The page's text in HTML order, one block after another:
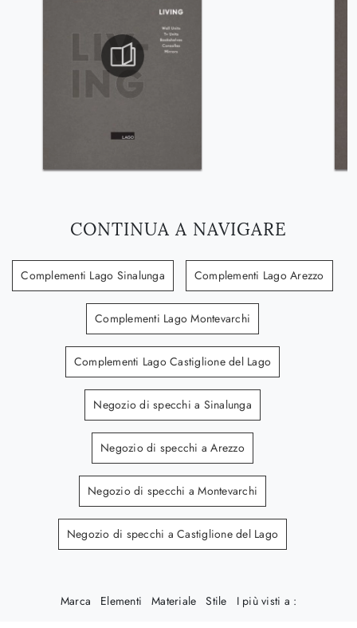
CONTINUA A NAVIGARE
Complementi Lago Sinalunga Complementi Lago Arezzo
Complementi Lago Montevarchi
Complementi Lago Castiglione del Lago
Negozio di specchi a Sinalunga
Negozio di specchi a Arezzo
Negozio di specchi a Montevarchi
Negozio di specchi a Castiglione del Lago
Marca Elementi Materiale Stile I più visti a :